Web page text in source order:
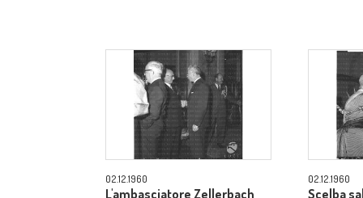
02.12.1960
L'ambasciatore Zellerbach
02.12.1960
Scelba